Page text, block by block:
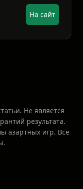
На сайт
Не является
результата.
азартных игр. Все